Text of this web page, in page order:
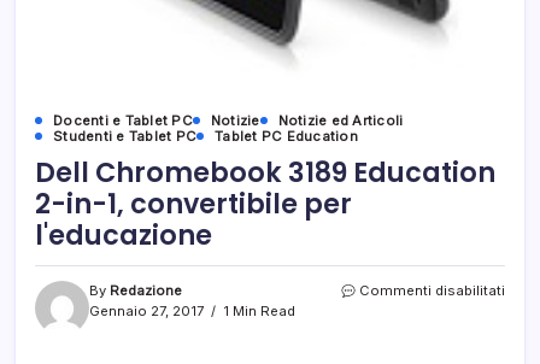
Docenti e Tablet PC Notizie
Notizie ed Articoli
Studenti e Tablet PC
Tablet PC Education
Dell Chromebook 3189 Education
2-in-1, convertibile per
l'educazione
By Redazione
Gennaio 27, 2017
1 Min Read
Commenti disabilitati